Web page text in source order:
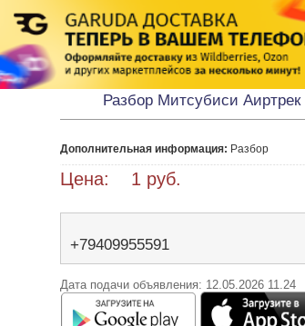
Разбор Митсубиси Аиртрек
Дополнительная информация: Разбор
Цена: 1 руб.
+79409955591
Дата подачи объявления: 12.05.2026 11.24